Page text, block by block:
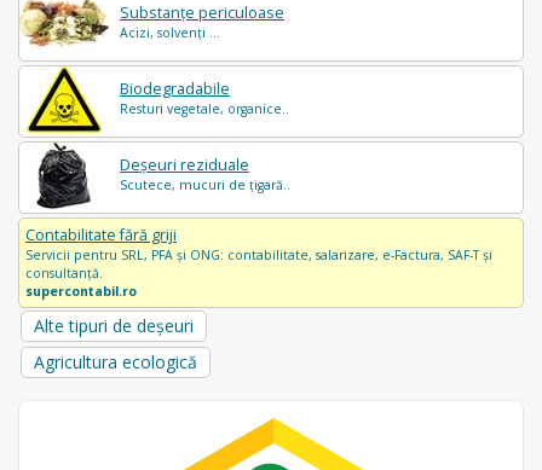
Substanțe periculoase
Acizi, solvenți ...
Biodegradabile
Resturi vegetale, organice..
Deșeuri reziduale
Scutece, mucuri de țigară..
Contabilitate fără griji
Servicii pentru SRL, PFA și ONG: contabilitate, salarizare, e-Factura, SAF-T și
consultanță.
supercontabil.ro
Alte tipuri de deșeuri
Agricultura ecologică